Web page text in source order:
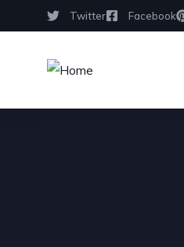
Twitter Facebook